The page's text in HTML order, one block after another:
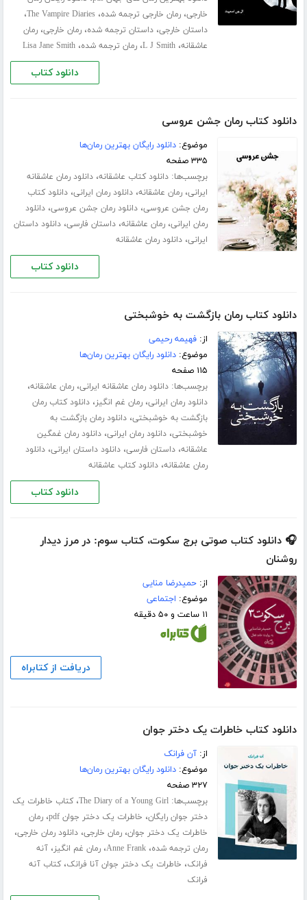
خارجی،رمان خارجی ترجمه شده،The Vampire Diaries،
داستان خارجی،داستان ترجمه شده،رمان خارجی،رمان
عاشقانه،L J Smith،رمان ترجمه شده،Lisa Jane Smith
دانلود کتاب
دانلود کتاب رمان جشن عروسی
موضوع:دانلود رایگان بهترین رمان‌ها
۳۳۵ صفحه
برچسب‌ها:دانلود کتاب عاشقانه،دانلود رمان عاشقانه
ایرانی،رمان عاشقانه،دانلود رمان ایرانی،دانلود کتاب
رمان جشن عروسی،دانلود رمان جشن عروسی،دانلود
رمان ایرانی،رمان عاشقانه،داستان فارسی،دانلود داستان
ایرانی،دانلود رمان عاشقانه
دانلود کتاب
دانلود کتاب رمان بازگشت به خوشبختی
از:فهیمه رحیمی
موضوع:دانلود رایگان بهترین رمان‌ها
۱۱۵ صفحه
برچسب‌ها:دانلود رمان عاشقانه ایرانی،رمان عاشقانه،
دانلود رمان ایرانی،رمان غم انگیز،دانلود کتاب رمان
بازگشت به خوشبختی،دانلود رمان بازگشت به
خوشبختی،دانلود رمان ایرانی،دانلود رمان غمگین
عاشقانه،داستان فارسی،دانلود داستان ایرانی،دانلود
رمان عاشقانه،دانلود کتاب عاشقانه
دانلود کتاب
🎧 دانلود کتاب صوتی برج سکوت، کتاب سوم: در مرز دیدار
روشنان
از:حمیدرضا منایی
موضوع: اجتماعی
۱۱ ساعت و ۵۰ دقیقه
دریافت از کتابراه
دانلود کتاب خاطرات یک دختر جوان
از:آن فرانک
موضوع:دانلود رایگان بهترین رمان‌ها
۳۲۷ صفحه
برچسب‌ها:The Diary of a Young Girl،کتاب خاطرات یک
دختر جوان رایگان، خاطرات یک دختر جوان pdf ،رمان
خاطرات یک دختر جوان،رمان خارجی،دانلود رمان خارجی،
رمان ترجمه شده،Anne Frank،رمان غم انگیز،آنه
فرانک، خاطرات یک دختر جوان آنا فرانک،کتاب آنه
فرانک